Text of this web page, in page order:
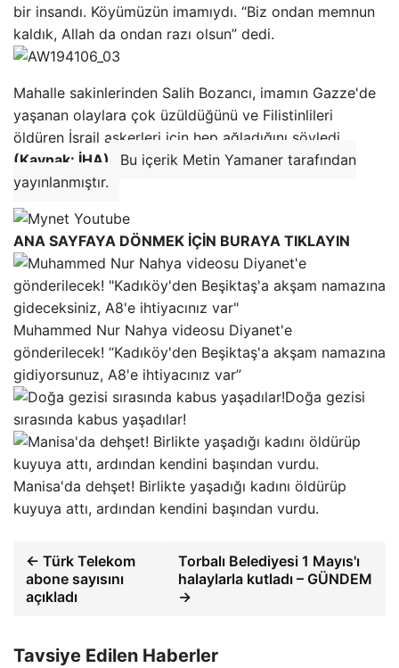
bir insandı. Köyümüzün imamıydı. “Biz ondan memnun
kaldık, Allah da ondan razı olsun” dedi.
Mahalle sakinlerinden Salih Bozancı, imamın Gazze'de
yaşanan olaylara çok üzüldüğünü ve Filistinlileri
öldüren İsrail askerleri için hep ağladığını söyledi.
(Kaynak: İHA)
Bu içerik Metin Yamaner tarafından
yayınlanmıştır.
ANA SAYFAYA DÖNMEK İÇİN BURAYA TIKLAYIN
Muhammed Nur Nahya videosu Diyanet'e
gönderilecek! “Kadıköy'den Beşiktaş'a akşam namazına
gidiyorsunuz, A8'e ihtiyacınız var”
Doğa gezisi
sırasında kabus yaşadılar!
Manisa'da dehşet! Birlikte yaşadığı kadını öldürüp
kuyuya attı, ardından kendini başından vurdu.
← Türk Telekom
abone sayısını
açıkladı
Torbalı Belediyesi 1 Mayıs'ı
halaylarla kutladı – GÜNDEM
→
Tavsiye Edilen Haberler